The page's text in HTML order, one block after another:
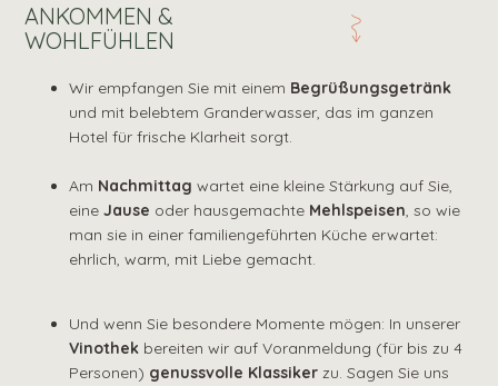
ANKOMMEN &
WOHLFÜHLEN
Wir empfangen Sie mit einem Begrüßungsgetränk
und mit belebtem Granderwasser, das im ganzen
Hotel für frische Klarheit sorgt.
Am Nachmittag wartet eine kleine Stärkung auf Sie,
eineJause oder hausgemachte Mehlspeisen, so wie
man sie in einer familiengeführten Küche erwartet:
ehrlich, warm, mit Liebe gemacht.
Und wenn Sie besondere Momente mögen: In unserer
Vinothek bereiten wir auf Voranmeldung (für bis zu 4
Personen) genussvolle Klassiker zu. Sagen Sie uns